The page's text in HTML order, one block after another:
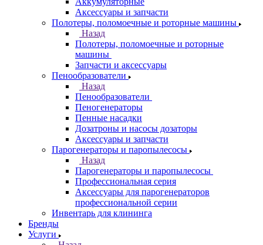
Аксессуары и запчасти
Полотеры, поломоечные и роторные машины
Назад
Полотеры, поломоечные и роторные
машины
Запчасти и аксессуары
Пенообразователи
Назад
Пенообразователи
Пеногенераторы
Пенные насадки
Дозатроны и насосы дозаторы
Аксессуары и запчасти
Парогенераторы и паропылесосы
Назад
Парогенераторы и паропылесосы
Профессиональная серия
Аксессуары для парогенераторов
профессиональной серии
Инвентарь для клининга
Бренды
Услуги